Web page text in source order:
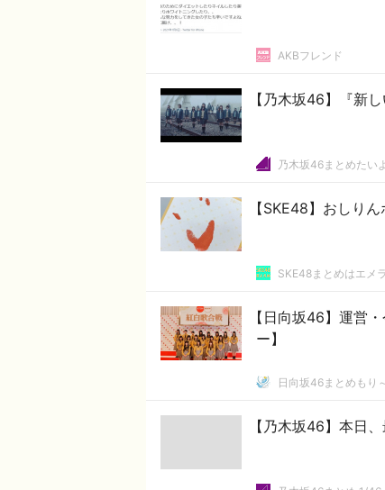
AKBフレンド
【乃木坂46】『新
乃木坂46まとめたいよ
【SKE48】おしり
SKE48まとめはエメ
【日向坂46】運営
ー】
日向坂46まとめもり～
【乃木坂46】本日